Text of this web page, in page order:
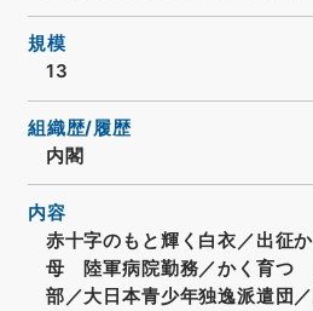
規模
13
組織歴/履歴
内閣
内容
赤十字のもと輝く白衣／出征
母 陸軍病院勤務／かく育つ
部／大日本青少年独逸派遣団